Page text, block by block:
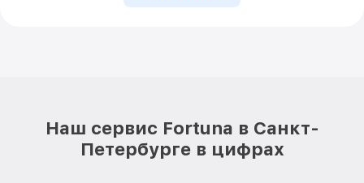
Наш сервис Fortuna в Санкт-
Петербурге в цифрах